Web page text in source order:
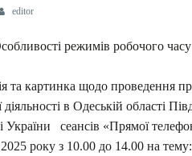
editor
режимів робочого
та картинка щодо проведення
діяльності в Одеській області
України сеансів «Прямої
року з 10.00 до 14.00 на тему: